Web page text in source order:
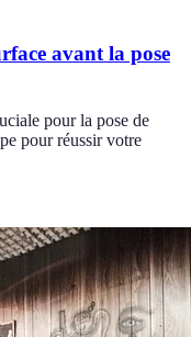
avant la pose
pour la pose de
pour réussir votre